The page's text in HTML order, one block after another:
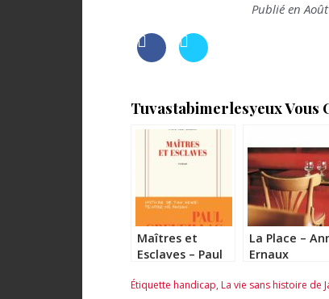
Publié en
Tuvastabimerlesyeux Vous
Maîtres et
Esclaves – Paul
La Place –
Ernaux
Étiquette handicap,La vie sans histoire de